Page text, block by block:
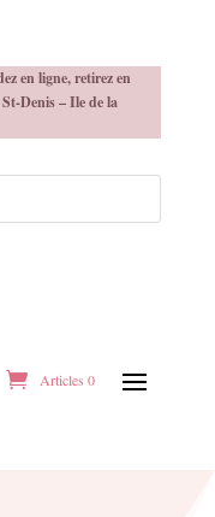
en ligne, retirez en
Denis – Ile de la
Articles 0